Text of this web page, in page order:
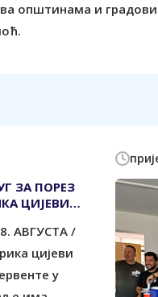
општинама и
ЗА ПОРЕЗ
ЦИЈЕВИ
АВГУСТА /
цијеви
у